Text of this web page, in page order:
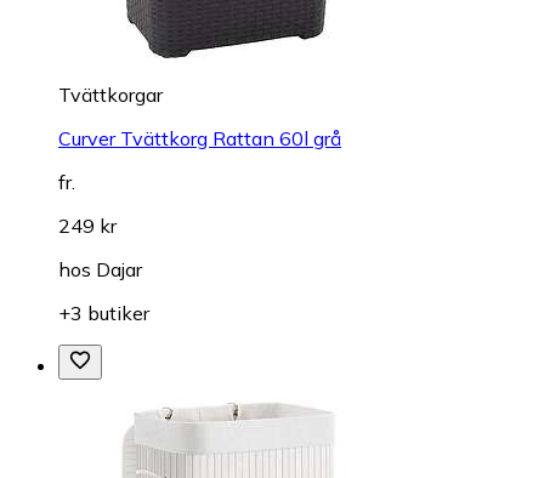
Tvättkorgar
Curver Tvättkorg Rattan 60l grå
fr.
249 kr
hos Dajar
+3 butiker